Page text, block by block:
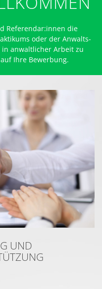
Referendar:innen die
oder der Anwalts-
anwaltlicher Arbeit zu
Ihre Bewerbung.
UND